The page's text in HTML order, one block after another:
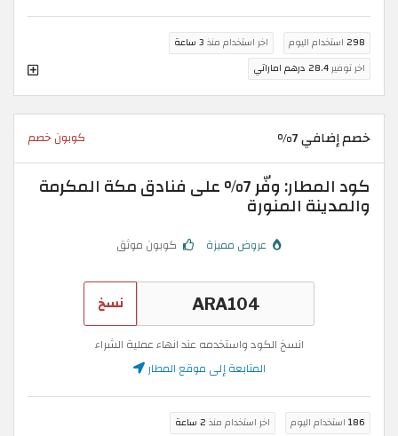
298 استخدام اليوم اخر استخدام منذ 3 ساعة
اخر توفير28.4 درهم اماراتي
خصم إضافي 7% كوبون خصم
كود المطار: وفّر 7% على فنادق مكة المكرمة
والمدينة المنورة
عروض مميزة كوبون موثق
نسخ
انسخ الكود واستخدمه عند انهاء عملية الشراء
المتابعة إلى موقع المطار
186 استخدام اليوم اخر استخدام منذ 2 ساعة